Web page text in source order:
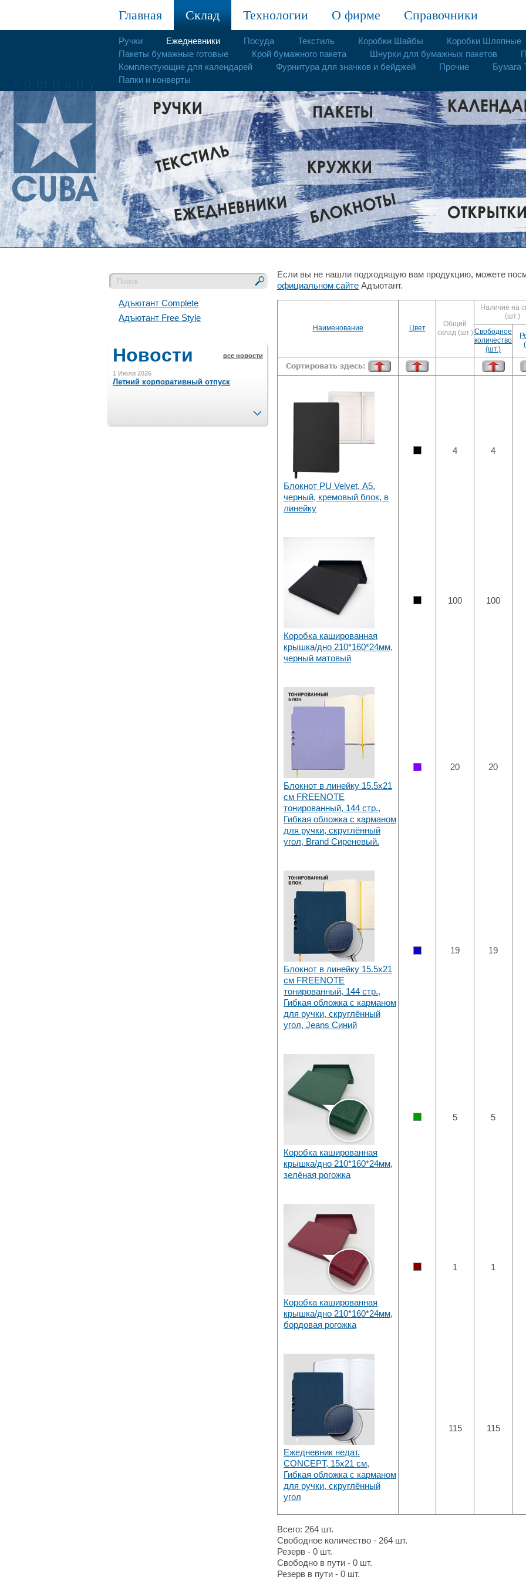
Главная Склад Технологии О фирме Справочники
Ручки Ежедневники Посуда Текстиль Коробки Шайбы
Коробки Шляпные
Пакеты бумажные готовые
Крой бумажного пакета Шнурки для бумажных пакетов
Комплектующие для календарей
Фурнитура для значков и бейджей Прочие
Бумага
Папки и конверты
Адъютант Complete
Адъютант Free Style
Новости все новости
1 Июля 2026
Летний корпоративный отпуск
Минимальная сумма заказа 5000 р.
Если вы не нашли подходящую вам продукцию, можете
официальном сайте Адъютант.
Наименование Цвет
Общий
склад (шт.)
Наличие на
(шт.)
Свободное
количество
(шт.)
Блокнот PU Velvet, А5,
черный, кремовый блок, в
линейку
4 4
Коробка кашированная
крышка/дно 210*160*24мм,
черный матовый
100 100
Блокнот в линейку 15.5х21
см FREENOTE
тонированный, 144 стр.,
Гибкая обложка с карманом
для ручки, скруглённый
угол, Brand Сиреневый.
20 20
Блокнот в линейку 15.5х21
см FREENOTE
тонированный, 144 стр.,
Гибкая обложка с карманом
для ручки, скруглённый
угол, Jeans Синий
19 19
Коробка кашированная
крышка/дно 210*160*24мм,
зелёная рогожка
5 5
Коробка кашированная
крышка/дно 210*160*24мм,
бордовая рогожка
1 1
Ежедневник недат.
CONCEPT, 15x21 см,
Гибкая обложка с карманом
для ручки, скруглённый
угол
115 115
Всего: 264 шт.
Свободное количество - 264 шт.
Резерв - 0 шт.
Свободно в пути - 0 шт.
Резерв в пути - 0 шт.